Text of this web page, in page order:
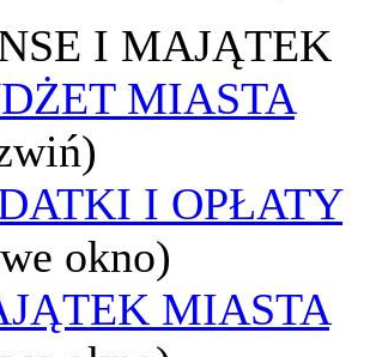
I MAJĄTEK
MIASTA
I OPŁATY
okno)
MIASTA